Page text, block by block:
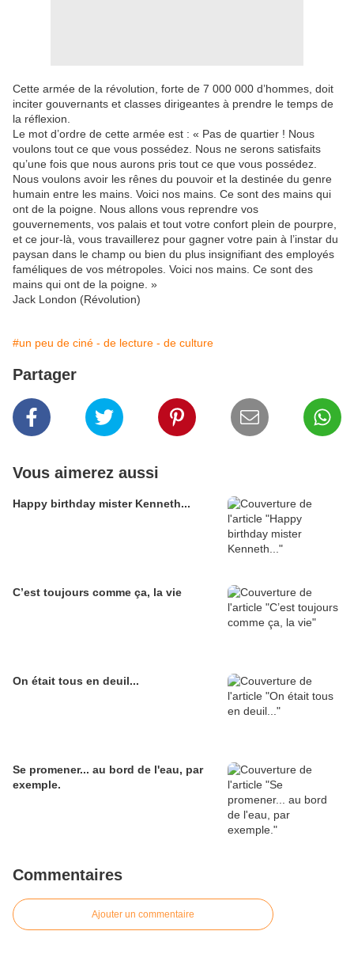
Cette armée de la révolution, forte de 7 000 000 d’hommes, doit
inciter gouvernants et classes dirigeantes à prendre le temps de
la réflexion.
Le mot d’ordre de cette armée est : « Pas de quartier ! Nous
voulons tout ce que vous possédez. Nous ne serons satisfaits
qu’une fois que nous aurons pris tout ce que vous possédez.
Nous voulons avoir les rênes du pouvoir et la destinée du genre
humain entre les mains. Voici nos mains. Ce sont des mains qui
ont de la poigne. Nous allons vous reprendre vos
gouvernements, vos palais et tout votre confort plein de pourpre,
et ce jour-là, vous travaillerez pour gagner votre pain à l’instar du
paysan dans le champ ou bien du plus insignifiant des employés
faméliques de vos métropoles. Voici nos mains. Ce sont des
mains qui ont de la poigne. »
Jack London (Révolution)
#un peu de ciné - de lecture - de culture
Partager
Vous aimerez aussi
Happy birthday mister Kenneth...
C’est toujours comme ça, la vie
On était tous en deuil...
Se promener... au bord de l'eau, par
exemple.
Commentaires
Ajouter un commentaire